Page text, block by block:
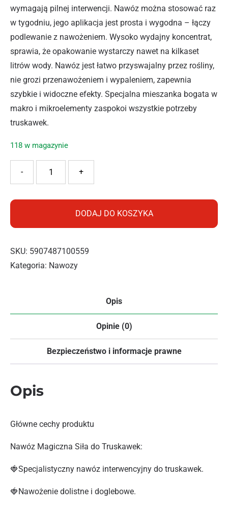
wymagają pilnej interwencji. Nawóz można stosować raz
w tygodniu, jego aplikacja jest prosta i wygodna – łączy
podlewanie z nawożeniem. Wysoko wydajny koncentrat,
sprawia, że opakowanie wystarczy nawet na kilkaset
litrów wody. Nawóz jest łatwo przyswajalny przez rośliny,
nie grozi przenawożeniem i wypaleniem, zapewnia
szybkie i widoczne efekty. Specjalna mieszanka bogata w
makro i mikroelementy zaspokoi wszystkie potrzeby
truskawek.
118 w magazynie
ilość SUBSTRAL NAWÓZ MAGICZNA SIŁA TRUSKAWKI 300G
+
-
DODAJ DO KOSZYKA
SKU: 5907487100559
Kategoria: Nawozy
Opis
Opinie (0)
Bezpieczeństwo i informacje prawne
Opis
Główne cechy produktu
Nawóz Magiczna Siła do Truskawek:
🍓Specjalistyczny nawóz interwencyjny do truskawek.
🍓Nawożenie dolistne i doglebowe.